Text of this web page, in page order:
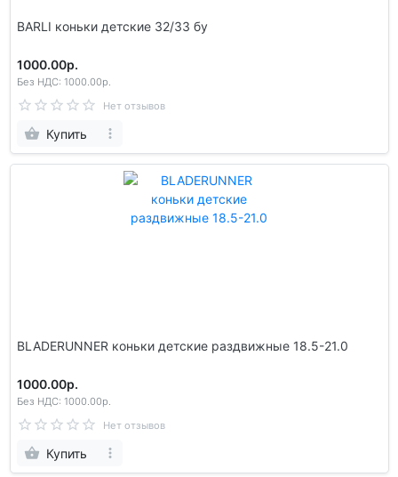
BARLI коньки детские 32/33 бу
1000.00р.
Без НДС: 1000.00р.
Нет отзывов
Купить
BLADERUNNER коньки детские раздвижные 18.5-21.0
1000.00р.
Без НДС: 1000.00р.
Нет отзывов
Купить